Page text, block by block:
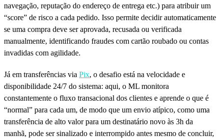
navegação, reputação do endereço de entrega etc.) para atribuir um
“score” de risco a cada pedido. Isso permite decidir automaticamente
se uma compra deve ser aprovada, recusada ou verificada
manualmente, identificando fraudes com cartão roubado ou contas
invadidas com agilidade.
Já em transferências via Pix, o desafio está na velocidade e
disponibilidade 24/7 do sistema: aqui, o ML monitora
constantemente o fluxo transacional dos clientes e aprende o que é
“normal” para cada um, de modo que um envio atípico, como uma
transferência de alto valor para um destinatário novo às 3h da
manhã, pode ser sinalizado e interrompido antes mesmo de concluir,